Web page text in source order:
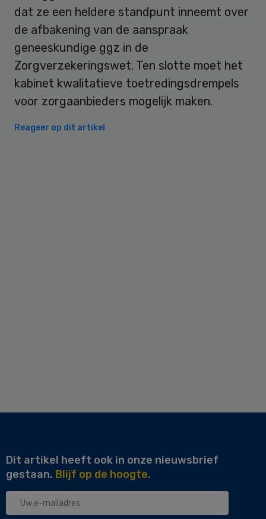
dat ze een heldere standpunt inneemt over
de afbakening van de aanspraak
geneeskundige ggz in de
Zorgverzekeringswet. Ten slotte moet het
kabinet kwalitatieve toetredingsdrempels
voor zorgaanbieders mogelijk maken.
Reageer op dit artikel
Dit artikel heeft ook in onze nieuwsbrief
gestaan. Blijf op de hoogte.
Uw